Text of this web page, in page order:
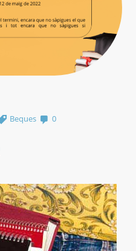
Beques 0